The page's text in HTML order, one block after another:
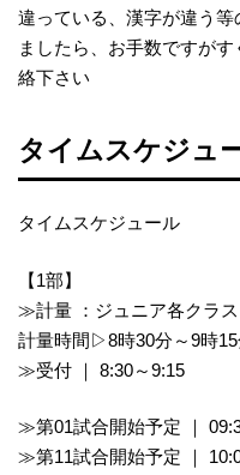
違っている、漢字が違う
ましたら、お手数ですが
絡下さい
タイムスケジュ
タイムスケジュール
【1部】
≫計量 ：ジュニア各クラス
計量時間▷8時30分～9時
≫受付 ｜ 8:30～9:15
≫第01試合開始予定 ｜
≫第11試合開始予定 ｜